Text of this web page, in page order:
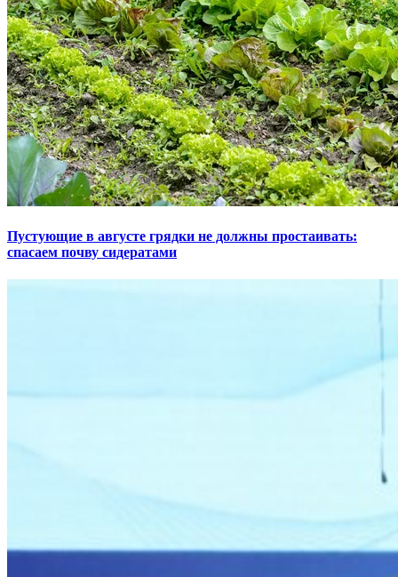
Пустующие в августе грядки не должны простаивать:
спасаем почву сидератами